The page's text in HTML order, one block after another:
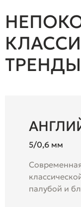
5/0,6 мм
палубой и